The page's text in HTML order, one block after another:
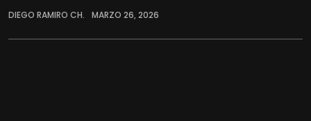
DIEGO RAMIRO CH. MARZO 26, 2026